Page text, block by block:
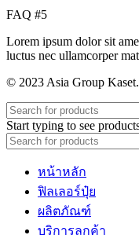
FAQ #5
Lorem ipsum dolor sit
luctus nec ullamcorper
© 2023 Asia Group
Start typing to see
หน้าหลัก
ฟิลเลอร์ปุ๋ย
ผลิตภัณฑ์
บริการลูกค้า